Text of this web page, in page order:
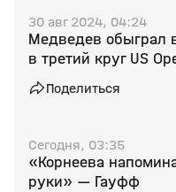
30 авг 2024, 04:24
Медведев обыграл
в третий круг US
Поделиться
Сегодня, 03:35
«Корнеева
руки» — Гауфф